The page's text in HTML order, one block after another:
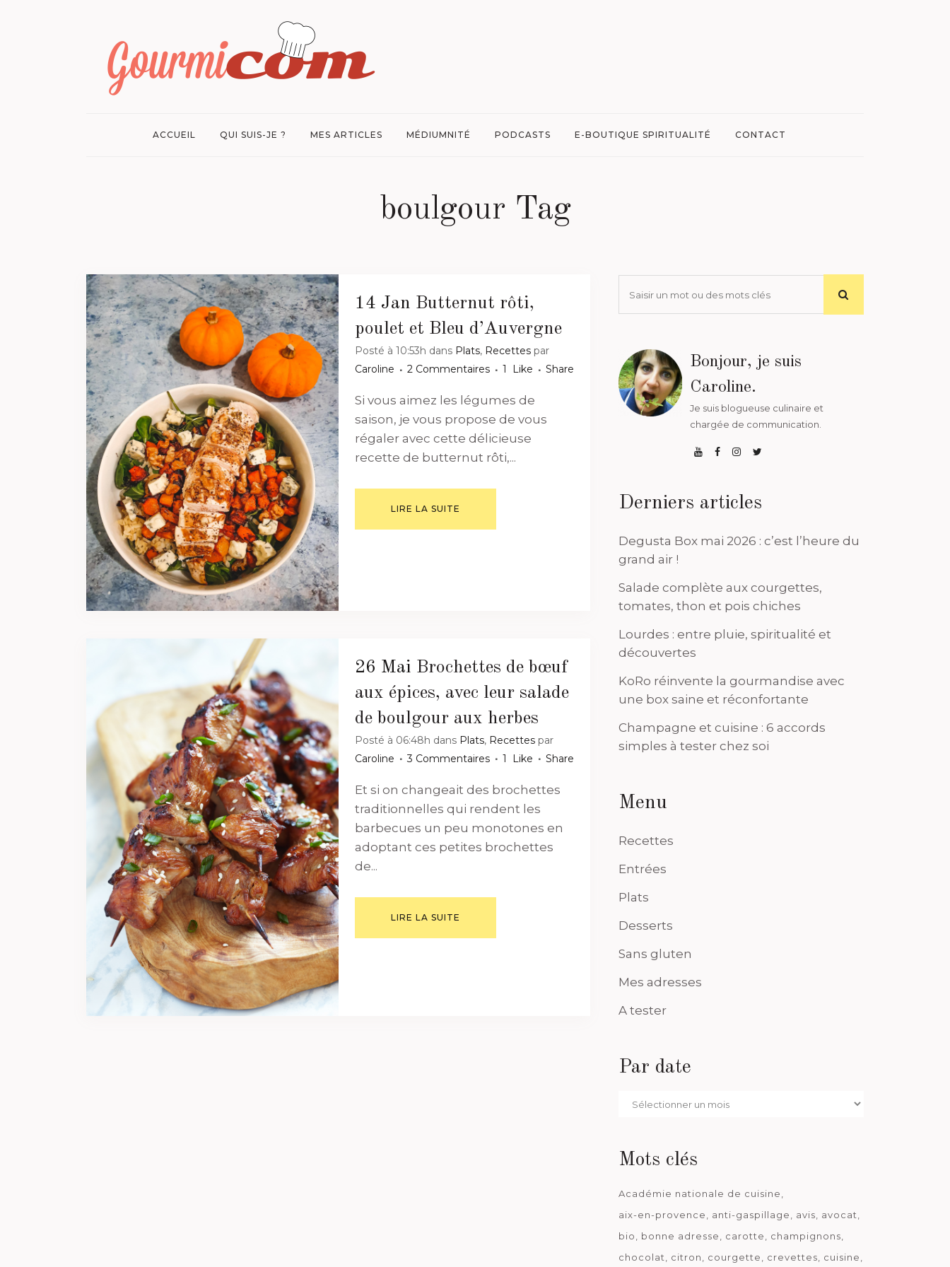
ACCUEIL QUI SUIS-JE ? MES ARTICLES MÉDIUMNITÉ PODCASTS E-BOUTIQUE SPIRITUALITÉ CONTACT
boulgour Tag
14 Jan Butternut rôti,
poulet et Bleu d’Auvergne
Posté à 10:53h dans Plats, Recettes par
Caroline
2 Commentaires 1 Like Share
Si vous aimez les légumes de
saison, je vous propose de vous
régaler avec cette délicieuse
recette de butternut rôti,...
LIRE LA SUITE
26 Mai Brochettes de bœuf
aux épices, avec leur salade
de boulgour aux herbes
Posté à 06:48h dans Plats, Recettes par
Caroline
3 Commentaires 1 Like Share
Et si on changeait des brochettes
traditionnelles qui rendent les
barbecues un peu monotones en
adoptant ces petites brochettes
de...
LIRE LA SUITE
Bonjour, je suis
Caroline.
Je suis blogueuse culinaire et
chargée de communication.
Derniers articles
Degusta Box mai 2026 : c’est l’heure du
grand air !
Salade complète aux courgettes,
tomates, thon et pois chiches
Lourdes : entre pluie, spiritualité et
découvertes
KoRo réinvente la gourmandise avec
une box saine et réconfortante
Champagne et cuisine : 6 accords
simples à tester chez soi
Menu
Recettes
Entrées
Plats
Desserts
Sans gluten
Mes adresses
A tester
Par date
Par
Mots clés
Académie nationale de cuisine
aix-en-provence
anti-gaspillage avis
avocat
bio
bonne adresse carotte
champignons
chocolat
citron courgette crevettes
cuisine